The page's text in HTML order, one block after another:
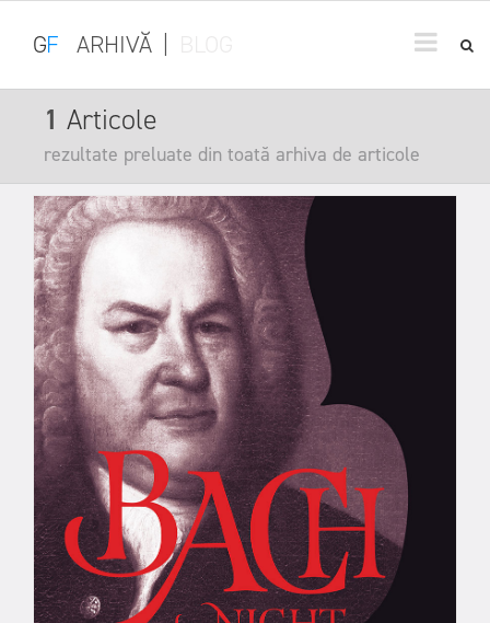
GF ARHIVĂ
1 Articole
rezultate preluate din toată arhiva de articole